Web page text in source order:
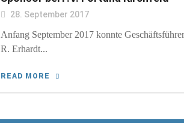
28. September 2017
Anfang September 2017 konnte Geschäftsführer
R. Erhardt...
READ MORE